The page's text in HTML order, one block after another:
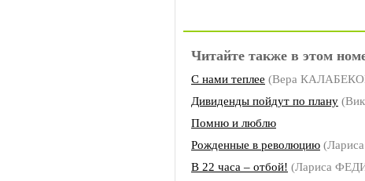
Читайте также в этом
С нами теплее (Вера
Дивиденды пойдут по плану
Помню и люблю
Рожденные в революцию
В 22 часа – отбой! (Лариса